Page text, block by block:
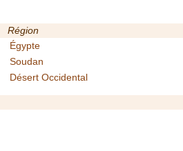
Région
Égypte
Soudan
Désert Occidental